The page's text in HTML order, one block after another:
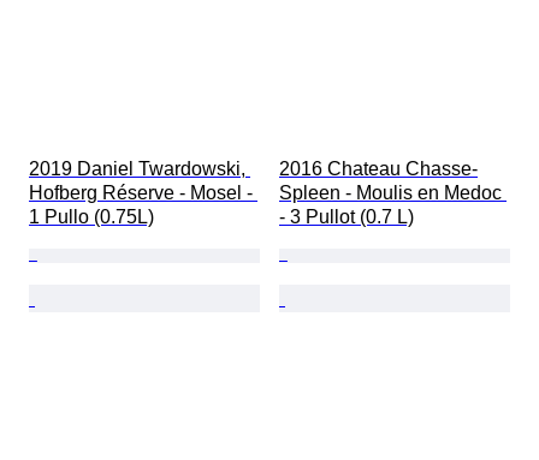
2019 Daniel Twardowski,
Hofberg Réserve - Mosel -
1 Pullo (0.75L)
2016 Chateau Chasse-
Spleen - Moulis en Medoc
- 3 Pullot (0.7 L)